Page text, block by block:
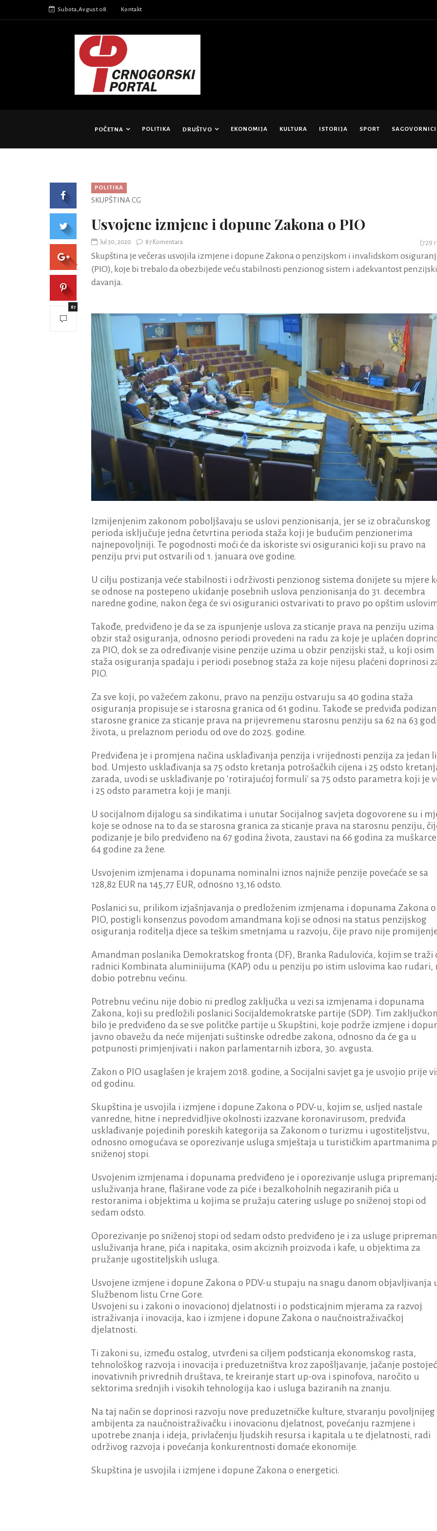
Subota,Avgust 08. Kontakt
POČETNA POLITIKA DRUŠTVO EKONOMIJA KULTURA ISTORIJA SPORT SAGOVORNICI
POLITIKA
SKUPŠTINA CG
Usvojene izmjene i dopune Zakona o PIO
Jul 30, 2020 87 Komentara (729
Skupština je večeras usvojila izmjene i dopune Zakona o penzijskom i invalidskom
(PIO), koje bi trebalo da obezbijede veću stabilnosti penzionog sistem i adekvantost
davanja.
Izmijenjenim zakonom poboljšavaju se uslovi penzionisanja, jer se iz obračunskog
perioda isključuje jedna četvrtina perioda staža koji je budućim penzionerima
najnepovoljniji. Te pogodnosti moći će da iskoriste svi osiguranici koji su pravo na
penziju prvi put ostvarili od 1. januara ove godine.
U cilju postizanja veće stabilnosti i održivosti penzionog sistema donijete su mjere
se odnose na postepeno ukidanje posebnih uslova penzionisanja do 31. decembra
naredne godine, nakon čega će svi osiguranici ostvarivati to pravo po opštim
Takođe, predviđeno je da se za ispunjenje uslova za sticanje prava na penziju uzima
obzir staž osiguranja, odnosno periodi provedeni na radu za koje je uplaćen
za PIO, dok se za određivanje visine penzije uzima u obzir penzijski staž, u koji osim
staža osiguranja spadaju i periodi posebnog staža za koje nijesu plaćeni doprinosi
PIO.
Za sve koji, po važećem zakonu, pravo na penziju ostvaruju sa 40 godina staža
osiguranja propisuje se i starosna granica od 61 godinu. Takođe se predviđa
starosne granice za sticanje prava na prijevremenu starosnu penziju sa 62 na 63
života, u prelaznom periodu od ove do 2025. godine.
Predviđena je i promjena načina usklađivanja penzija i vrijednosti penzija za jedan
bod. Umjesto usklađivanja sa 75 odsto kretanja potrošačkih cijena i 25 odsto
zarada, uvodi se usklađivanje po 'rotirajućoj formuli' sa 75 odsto parametra koji je
i 25 odsto parametra koji je manji.
U socijalnom dijalogu sa sindikatima i unutar Socijalnog savjeta dogovorene su i
koje se odnose na to da se starosna granica za sticanje prava na starosnu penziju,
podizanje je bilo predviđeno na 67 godina života, zaustavi na 66 godina za
64 godine za žene.
Usvojenim izmjenama i dopunama nominalni iznos najniže penzije povećaće se sa
128,82 EUR na 145,77 EUR, odnosno 13,16 odsto.
Poslanici su, prilikom izjašnjavanja o predloženim izmjenama i dopunama Zakona o
PIO, postigli konsenzus povodom amandmana koji se odnosi na status penzijskog
osiguranja roditelja djece sa teškim smetnjama u razvoju, čije pravo nije
Amandman poslanika Demokratskog fronta (DF), Branka Radulovića, kojim se traži
radnici Kombinata aluminiijuma (KAP) odu u penziju po istim uslovima kao rudari,
dobio potrebnu većinu.
Potrebnu većinu nije dobio ni predlog zaključka u vezi sa izmjenama i dopunama
Zakona, koji su predložili poslanici Socijaldemokratske partije (SDP). Tim
bilo je predviđeno da se sve politčke partije u Skupštini, koje podrže izmjene i
javno obavežu da neće mijenjati suštinske odredbe zakona, odnosno da će ga u
potpunosti primjenjivati i nakon parlamentarnih izbora, 30. avgusta.
Zakon o PIO usaglašen je krajem 2018. godine, a Socijalni savjet ga je usvojio prije
od godinu.
Skupština je usvojila i izmjene i dopune Zakona o PDV-u, kojim se, usljed nastale
vanredne, hitne i nepredvidljive okolnosti izazvane koronavirusom, predviđa
usklađivanje pojedinih poreskih kategorija sa Zakonom o turizmu i ugostiteljstvu,
odnosno omogućava se oporezivanje usluga smještaja u turističkim apartmanima
sniženoj stopi.
Usvojenim izmjenama i dopunama predviđeno je i oporezivanje usluga
usluživanja hrane, flaširane vode za piće i bezalkoholnih negaziranih pića u
restoranima i objektima u kojima se pružaju catering usluge po sniženoj stopi od
sedam odsto.
Oporezivanje po sniženoj stopi od sedam odsto predviđeno je i za usluge
usluživanja hrane, pića i napitaka, osim akciznih proizvoda i kafe, u objektima za
pružanje ugostiteljskih usluga.
Usvojene izmjene i dopune Zakona o PDV-u stupaju na snagu danom objavljivanja
Službenom listu Crne Gore.
Usvojeni su i zakoni o inovacionoj djelatnosti i o podsticajnim mjerama za razvoj
istraživanja i inovacija, kao i izmjene i dopune Zakona o naučnoistraživačkoj
djelatnosti.
Ti zakoni su, između ostalog, utvrđeni sa ciljem podsticanja ekonomskog rasta,
tehnološkog razvoja i inovacija i preduzetništva kroz zapošljavanje, jačanje
inovativnih privrednih društava, te kreiranje start up-ova i spinofova, naročito u
sektorima srednjih i visokih tehnologija kao i usluga baziranih na znanju.
Na taj način se doprinosi razvoju nove preduzetničke kulture, stvaranju povoljnijeg
ambijenta za naučnoistraživačku i inovacionu djelatnost, povećanju razmjene i
upotrebe znanja i ideja, privlačenju ljudskih resursa i kapitala u te djelatnosti, radi
održivog razvoja i povećanja konkurentnosti domaće ekonomije.
Skupština je usvojila i izmjene i dopune Zakona o energetici.
87